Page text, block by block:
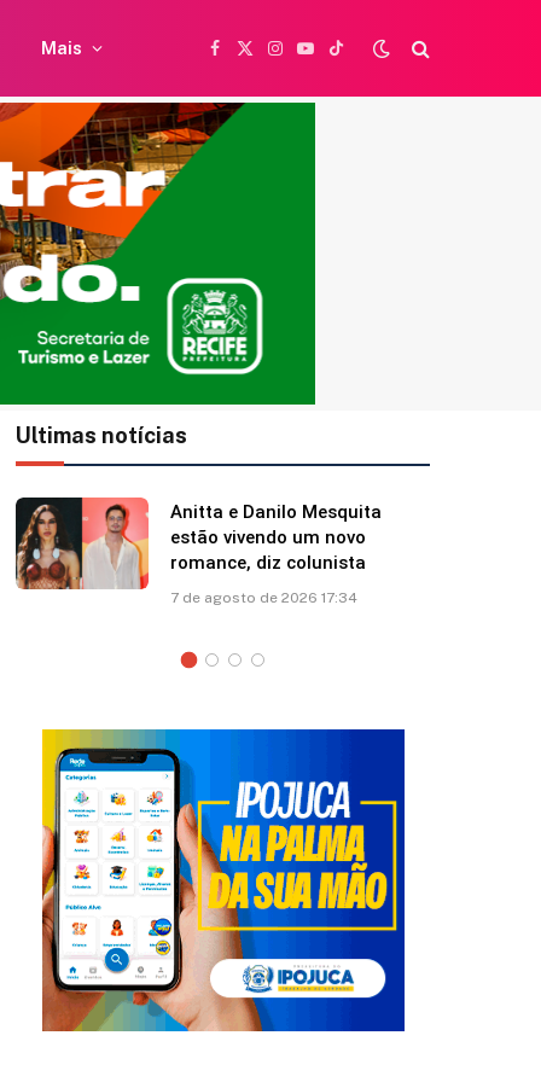
Mais
Facebook
X
Instagram
YouTubeTikTok
Ultimas notícias
Caetano Veloso completa 84
anos e ganha homenagem da
esposa: “Papito! Te amo”
7 de agosto de 2026 12:41